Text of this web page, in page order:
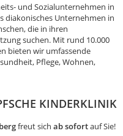
und Sozialunternehmen in
diakonisches Unternehmen in
die in ihren
suchen. Mit rund 10.000
bieten wir umfassende
Pflege, Wohnen,
KINDERKLINIK
freut sich ab sofortauf Sie!